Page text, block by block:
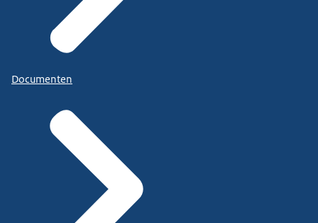
Documenten